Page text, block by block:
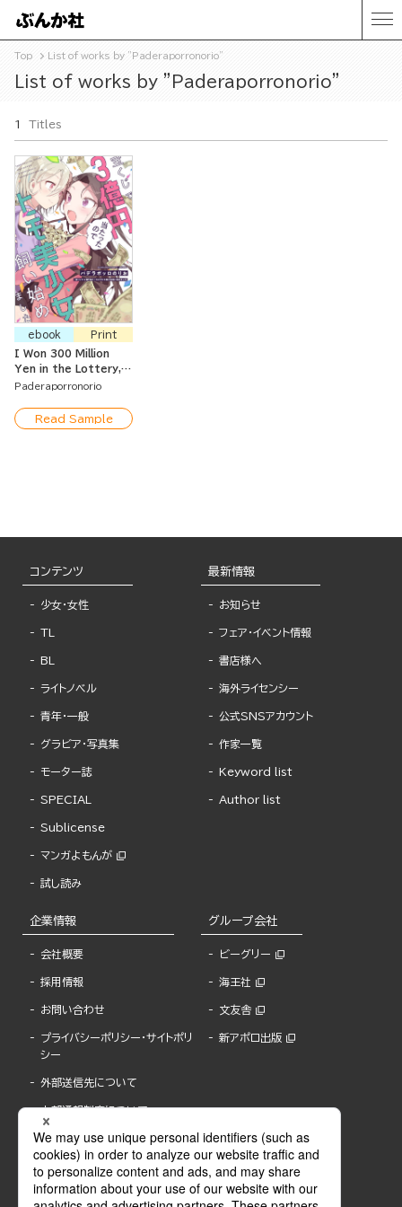
Top List of works by "Paderaporronorio"
List of works by "Paderaporronorio"
Titles
1
ebook
Print
I Won 300 Million
Yen in the Lottery,
So I Started
Girl as a Pet
Paderaporronorio
Read Sample
コンテンツ
少女・女性
TL
BL
ライトノベル
青年・一般
グラビア・写真集
モーター誌
SPECIAL
Sublicense
マンガよもんが
試し読み
最新情報
お知らせ
フェア・イベント情報
書店様へ
海外ライセンシー
公式SNSアカウント
作家一覧
Keyword list
Author list
企業情報
会社概要
採用情報
お問い合わせ
プライバシーポリシー・サイトポリ
シー
外部送信先について
内部通報制度について
グループ会社
ビーグリー
海王社
文友舎
新アポロ出版